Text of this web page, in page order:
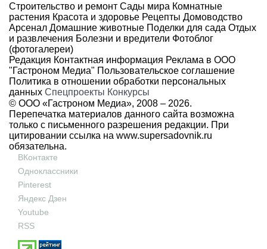
Строительство и ремонт Сады мира Комнатные
растения Красота и здоровье Рецепты Домоводство
Арсенал Домашние животные Поделки для сада Отдых
и развлечения Болезни и вредители Фотоблог
(фотогалереи)
Редакция Контактная информация Реклама в ООО
"Гастроном Медиа" Пользовательское соглашение
Политика в отношении обработки персональных
данных Спецпроекты Конкурсы
© ООО «Гастроном Медиа», 2008 – 2026.
Перепечатка материалов данного сайта возможна
только с письменного разрешения редакции. При
цитировании ссылка на www.supersadovnik.ru
обязательна.
ВКонтакте
Одноклассники
Pinterest
Яндекс Дзен
Youtube
RSS